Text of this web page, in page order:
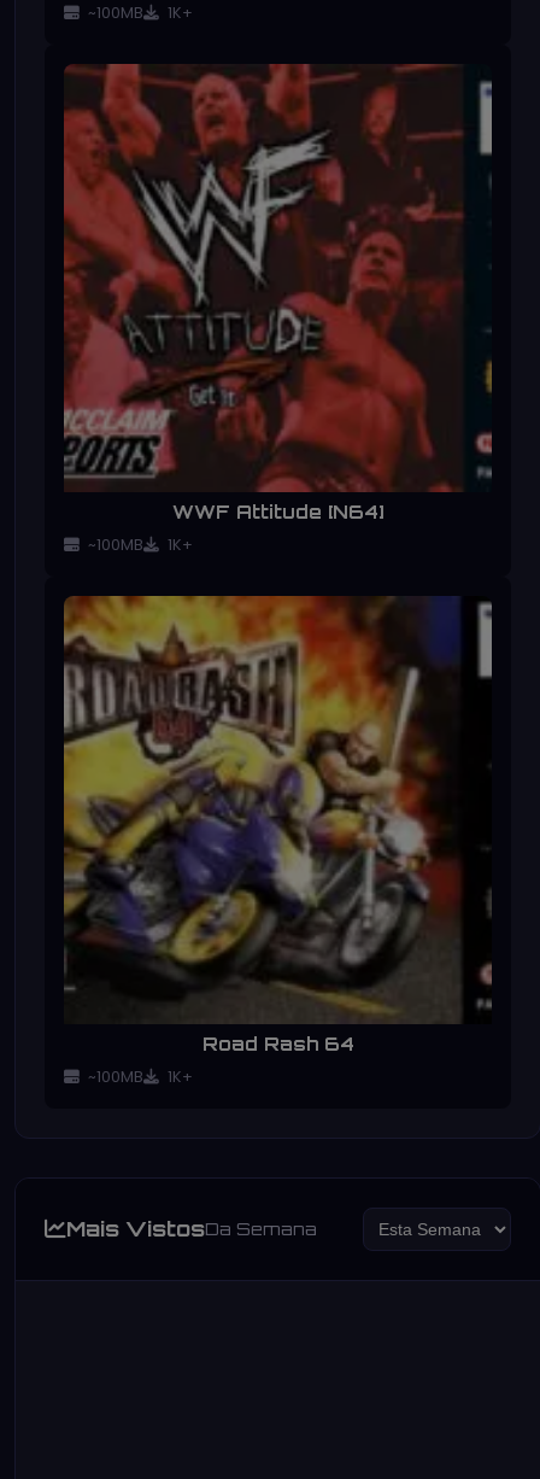
~100MB 1K+
WWF Attitude [N64]
~100MB 1K+
Road Rash 64
~100MB 1K+
Mais VistosDa Semana